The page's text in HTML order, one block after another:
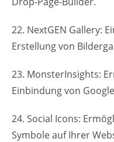
22. NextGEN Gallery:
Erstellung von
23. MonsterInsights:
Einbindung von
24. Social Icons:
Symbole auf Ihrer